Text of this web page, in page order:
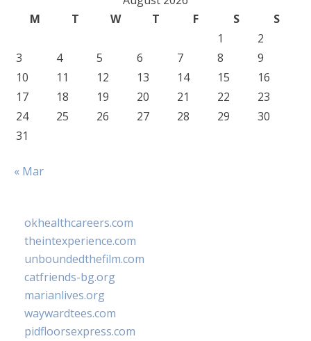
M
T W T F S
S
1
2
3
4 5 6 7 8
9
10
11 12 13 14 15
16
17
18 19 20 21 22
23
24
25 26 27 28 29
30
31
« Mar
okhealthcareers.com
theintexperience.com
unboundedthefilm.com
catfriends-bg.org
marianlives.org
waywardtees.com
pidfloorsexpress.com